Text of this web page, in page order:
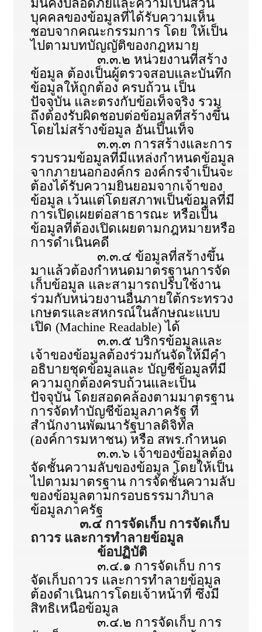
มั่นคงปลอดภัยและความเป็นส่วน
บุคคลของข้อมูลที่ได้รับความเห็น
ชอบจากคณะกรรมการ โดย ให้เป็น
ไปตามบทบัญญัติของกฎหมาย
๓.๓.๒ หน่วยงานที่สร้าง
ข้อมูล ต้องเป็นผู้ตรวจสอบและบันทึก
ข้อมูลให้ถูกต้อง ครบถ้วน เป็น
ปัจจุบัน และตรงกับข้อเท็จจริง รวม
ถึงต้องรับผิดชอบต่อข้อมูลที่สร้างขึ้น
โดยไม่สร้างข้อมูล อันเป็นเท็จ
๓.๓.๓ การสร้างและการ
รวบรวมข้อมูลที่มีแหล่งกำหนดข้อมูล
จากภายนอกองค์กร องค์กรจำเป็นจะ
ต้องได้รับความยินยอมจากเจ้าของ
ข้อมูล เว้นแต่โดยสภาพเป็นข้อมูลที่มี
การเปิดเผยต่อสาธารณะ หรือเป็น
ข้อมูลที่ต้องเปิดเผยตามกฎหมายหรือ
การดำเนินคดี
๓.๓.๔ ข้อมูลที่สร้างขึ้น
มาแล้วต้องกำหนดมาตรฐานการจัด
เก็บข้อมูล และสามารถปรับใช้งาน
ร่วมกับหน่วยงานอื่นภายใต้กระทรวง
เกษตรและสหกรณ์ในลักษณะแบบ
เปิด (Machine Readable) ได้
๓.๓.๕ บริกรข้อมูลและ
เจ้าของข้อมูลต้องร่วมกันจัดให้มีคำ
อธิบายชุดข้อมูลและ บัญชีข้อมูลที่มี
ความถูกต้องครบถ้วนและเป็น
ปัจจุบัน โดยสอดคล้องตามมาตรฐาน
การจัดทำบัญชีข้อมูลภาครัฐ ที่
สำนักงานพัฒนารัฐบาลดิจิทัล
(องค์การมหาชน) หรือ สพร.กำหนด
๓.๓.๖ เจ้าของข้อมูลต้อง
จัดชั้นความลับของข้อมูล โดยให้เป็น
ไปตามมาตรฐาน การจัดชั้นความลับ
ของข้อมูลตามกรอบธรรมาภิบาล
ข้อมูลภาครัฐ
๓.๔ การจัดเก็บ การจัดเก็บ
ถาวร และการทำลายข้อมูล
ข้อปฏิบัติ
๓.๔.๑ การจัดเก็บ การ
จัดเก็บถาวร และการทำลายข้อมูล
ต้องดำเนินการโดยเจ้าหน้าที่ ซึ่งมี
สิทธิเหนือข้อมูล
๓.๔.๒ การจัดเก็บ การ